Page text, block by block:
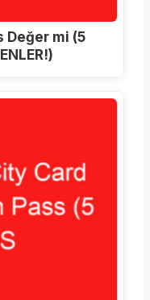
Değer mi (5